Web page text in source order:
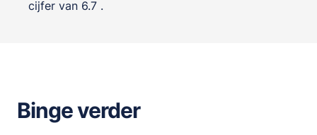
cijfer van 6.7 .
Binge verder